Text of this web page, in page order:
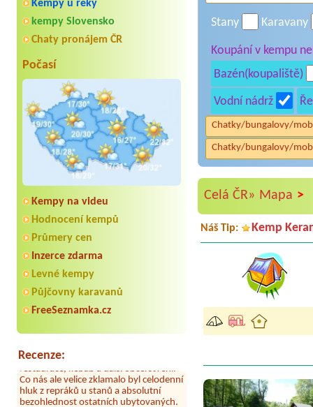
Kempy u řeky
kempy Slovensko
Chaty pronájem ČR
Počasí
Kempy na videu
Hodnocení kempů
Průmery cen
Inzerce zdarma
Levné kempy
Půjčovny karavanů
FreeSeznamka.cz
Recenze:
Aneta Melicharová
Byli jsme zde v týdnu od 25.7. do 1.8.
2026. Kemp jako takový je pěkný. V
umývárně i na WC bylo vždy čisto,
množství návštěvníků není
restaurace, kebab a další občerstvení.
hluk z repráků u stanů a absolutní
bezohlednost ostatních ubytovaných.
Přes den jsem si připadala jak na pouti-
Stany Karavany
Koupání v kempu
Bazén(koupaliště)
Vodní nádrž
Chatky/bungalovy/
Chatky/bungalovy/
Celá ČR» Mapa >
Náš Tip: Kemp